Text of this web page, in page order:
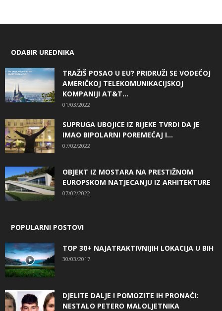
ODABIR UREDNIKA
TRAŽIŠ POSAO U EU? PRIDRUŽI SE VODEĆOJ
AMERIČKOJ TELEKOMUNIKACIJSKOJ
KOMPANIJI AT&T...
01/03/2022
SUPRUGA UBOJICE IZ RIJEKE TVRDI DA JE
IMAO BIPOLARNI POREMEĆAJ I...
07/02/2022
OBJEKT IZ MOSTARA NA PRESTIŽNOM
EUROPSKOM NATJECANJU IZ ARHITEKTURE
07/02/2022
POPULARNI POSTOVI
TOP 30+ NAJATRAKTIVNIJIH LOKACIJA U BIH
30/03/2017
DJELITE DALJE I POMOZITE IH PRONAĆI:
NESTALO PETERO MALOLJETNIKA